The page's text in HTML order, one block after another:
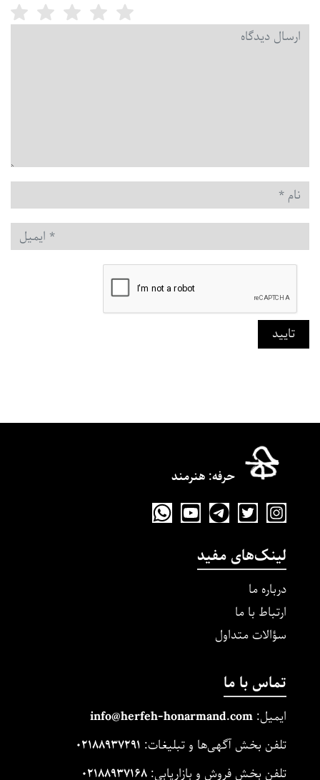
دیدگاه شما*
نام
تایید
حرفه‌: هنرمند
لینک‌های مفید
درباره ما
ارتباط با ما
سؤالات متداول
تماس با ما
ایمیل: info@herfeh-honarmand.com
تلفن بخش آگهی‌ها و تبلیغات: ۰۲۱۸۸۹۳۷۲۹۱
تلفن بخش فروش و بازاریابی: ۰۲۱۸۸۹۳۷۱۶۸